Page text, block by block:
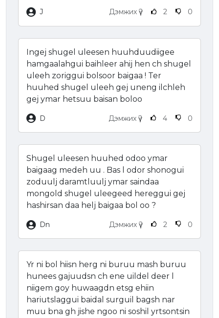
J Дэмжих үү? 2 0
Ingej shugel uleesen huuhduudiigee
hamgaalahgui baihleer ahij hen ch shugel
uleeh zoriggui bolsoor baigaa ! Ter
huuhed shugel uleeh gej uneng ilchleh
gej ymar hetsuu baisan boloo
D Дэмжих үү? 4 0
Shugel uleesen huuhed odoo ymar
baigaag medeh uu . Bas l odor shonogui
zoduulj daramtluulj ymar saindaa
mongold shugel uleegeed hereggui gej
hashirsan daa helj baigaa bol oo ?
Dn Дэмжих үү? 2 0
Yr ni bol hiisn herg ni buruu mash buruu
hunees gajuudsn ch ene uildel deer l
niigem goy huwaagdn etsg ehiin
hariutslaggui baidal surguil bagsh nar
muu bna gh jishe ngoo ni soshil yrtsontsin